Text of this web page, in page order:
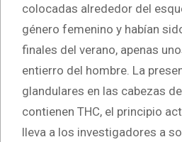
colocadas alrededor del
género femenino y habían
finales del verano, apenas
entierro del hombre. La
glandulares en las cabezas
contienen THC, el principio
lleva a los investigadores a